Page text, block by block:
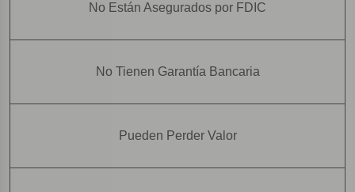
No Están Asegurados por FDIC
No Tienen Garantía Bancaria
Pueden Perder Valor